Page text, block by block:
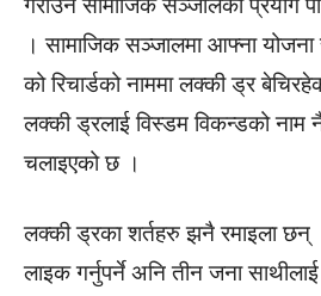
। सामाजिक सञ्जालमा आफ्ना योजना
को रिचार्डको नाममा लक्की ड्र
लक्की ड्रलाई विस्डम विकन्डको नाम
चलाइएको छ ।
लक्की ड्रका शर्तहरु झनै रमाइला छन्
लाइक गर्नुपर्ने अनि तीन जना